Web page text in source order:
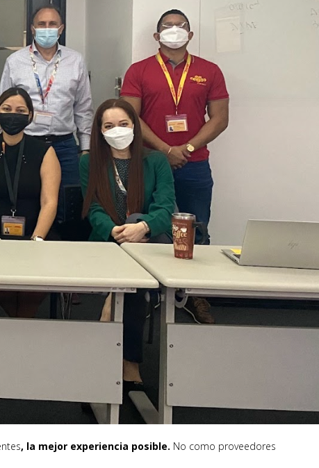
, la mejor experiencia posible. No como proveedores